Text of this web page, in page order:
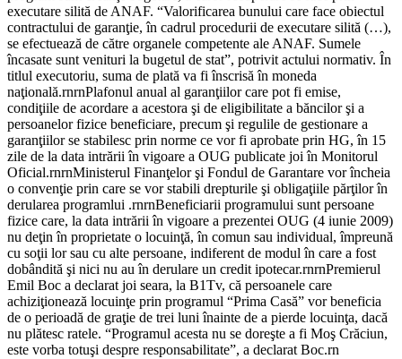
executare silită de ANAF. “Valorificarea bunului care face obiectul
contractului de garanţie, în cadrul procedurii de executare silită (…),
se efectuează de către organele competente ale ANAF. Sumele
încasate sunt venituri la bugetul de stat”, potrivit actului normativ. În
titlul executoriu, suma de plată va fi înscrisă în moneda
naţională.rnrnPlafonul anual al garanţiilor care pot fi emise,
condiţiile de acordare a acestora şi de eligibilitate a băncilor şi a
persoanelor fizice beneficiare, precum şi regulile de gestionare a
garanţiilor se stabilesc prin norme ce vor fi aprobate prin HG, în 15
zile de la data intrării în vigoare a OUG publicate joi în Monitorul
Oficial.rnrnMinisterul Finanţelor şi Fondul de Garantare vor încheia
o convenţie prin care se vor stabili drepturile şi obligaţiile părţilor în
derularea programlui .rnrnBeneficiarii programului sunt persoane
fizice care, la data intrării în vigoare a prezentei OUG (4 iunie 2009)
nu deţin în proprietate o locuinţă, în comun sau individual, împreună
cu soţii lor sau cu alte persoane, indiferent de modul în care a fost
dobândită şi nici nu au în derulare un credit ipotecar.rnrnPremierul
Emil Boc a declarat joi seara, la B1Tv, că persoanele care
achiziţionează locuinţe prin programul “Prima Casă” vor beneficia
de o perioadă de graţie de trei luni înainte de a pierde locuinţa, dacă
nu plătesc ratele. “Programul acesta nu se doreşte a fi Moş Crăciun,
este vorba totuşi despre responsabilitate”, a declarat Boc.rn